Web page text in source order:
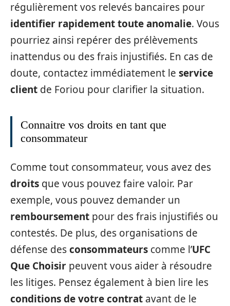
régulièrement vos relevés bancaires pour
identifier rapidement toute anomalie. Vous
pourriez ainsi repérer des prélèvements
inattendus ou des frais injustifiés. En cas de
doute, contactez immédiatement le service
client de Foriou pour clarifier la situation.
Connaitre vos droits en tant que
consommateur
Comme tout consommateur, vous avez des
droits que vous pouvez faire valoir. Par
exemple, vous pouvez demander un
remboursement pour des frais injustifiés ou
contestés. De plus, des organisations de
défense desconsommateurs comme l’UFC
Que Choisir peuvent vous aider à résoudre
les litiges. Pensez également à bien lire les
conditions de votre contrat avant de le